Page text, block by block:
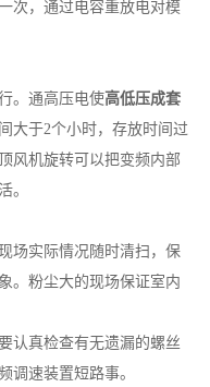
次，通过电容重放电对模
。通高压电使高低压成套
大于2个小时，存放时间过
风机旋转可以把变频内部
。
实际情况随时清扫，保
。粉尘大的现场保证室内
认真检查有无遗漏的螺丝
调速装置短路事。